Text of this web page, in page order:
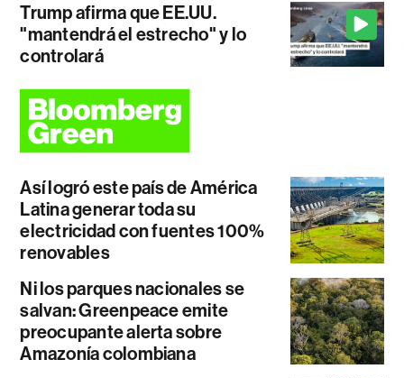
Trump afirma que EE.UU.
"mantendrá el estrecho" y lo
controlará
Así logró este país de América
Latina generar toda su
electricidad con fuentes 100%
renovables
Ni los parques nacionales se
salvan: Greenpeace emite
preocupante alerta sobre
Amazonía colombiana